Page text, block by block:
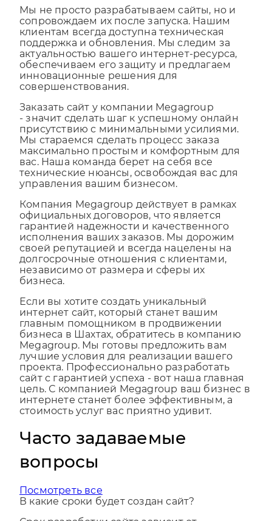
Мы не просто разрабатываем сайты, но и
сопровождаем их после запуска. Нашим
клиентам всегда доступна техническая
поддержка и обновления. Мы следим за
актуальностью вашего интернет-ресурса,
обеспечиваем его защиту и предлагаем
инновационные решения для
Заказать сайт у компании Megagroup
- значит сделать шаг к успешному онлайн
присутствию с минимальными усилиями.
Мы стараемся сделать процесс заказа
максимально простым и комфортным для
вас. Наша команда берет на себя все
технические нюансы, освобождая вас для
Компания Megagroup действует в рамках
официальных договоров, что является
гарантией надежности и качественного
исполнения ваших заказов. Мы дорожим
своей репутацией и всегда нацелены на
долгосрочные отношения с клиентами,
независимо от размера и сферы их
Если вы хотите создать уникальный
интернет сайт, который станет вашим
главным помощником в продвижении
бизнеса в Шахтах, обратитесь в компанию
Megagroup. Мы готовы предложить вам
лучшие условия для реализации вашего
проекта. Профессионально разработать
сайт с гарантией успеха - вот наша главная
цель. С компанией Megagroup ваш бизнес в
интернете станет более эффективным, а
Часто задаваемые
вопросы
Посмотреть все